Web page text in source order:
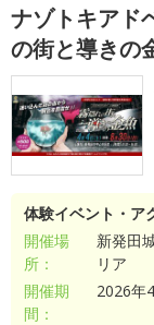
ナゾトキアド
の街と導きの
体験イベント・ア
開催場
所：
新発田
リア
開催期
間：
2026年